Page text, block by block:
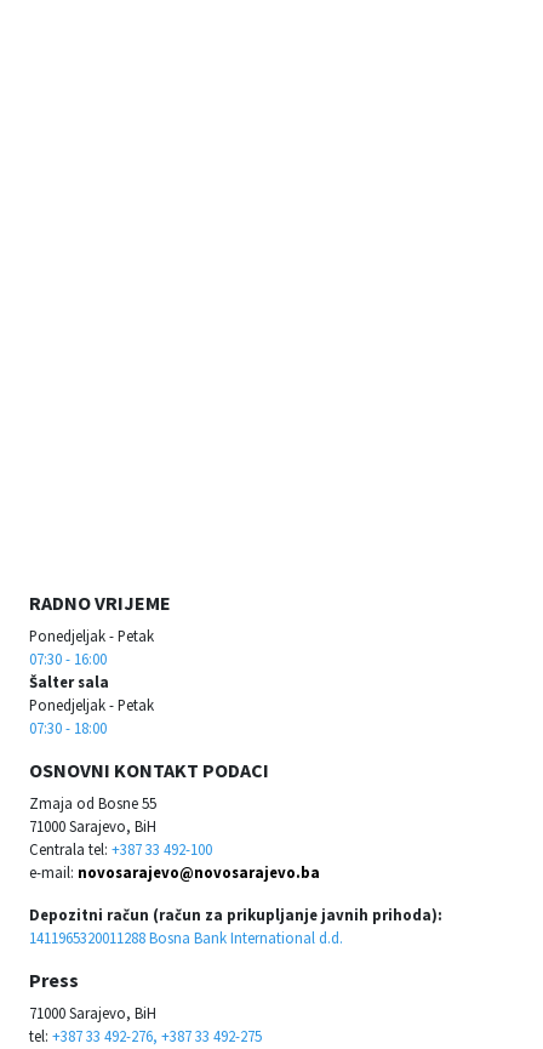
RADNO VRIJEME
Ponedjeljak - Petak
07:30 - 16:00
Šalter sala
Ponedjeljak - Petak
07:30 - 18:00
OSNOVNI KONTAKT PODACI
Zmaja od Bosne 55
71000 Sarajevo, BiH
Centrala tel: +387 33 492-100
e-mail: novosarajevo@novosarajevo.ba
Depozitni račun (račun za prikupljanje javnih prihoda):
1411965320011288 Bosna Bank International d.d.
Press
71000 Sarajevo, BiH
tel: +387 33 492-276, +387 33 492-275